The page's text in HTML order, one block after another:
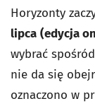
Horyzonty
lipca (edycja
wybrać
nie da się
oznaczono w